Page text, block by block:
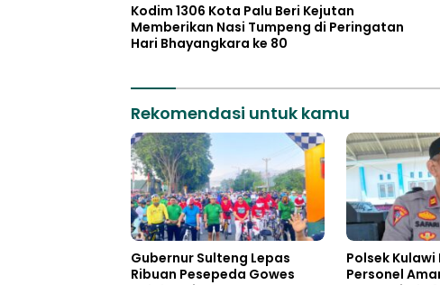
Kodim 1306 Kota Palu Beri Kejutan
Memberikan Nasi Tumpeng di Peringatan
Hari Bhayangkara ke 80
Rekomendasi untuk kamu
Gubernur Sulteng Lepas
Ribuan Pesepeda Gowes
Polsek Kulawi
Personel